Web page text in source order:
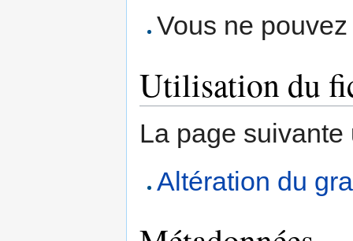
Vous ne
Utilisation du
La page
Altération du